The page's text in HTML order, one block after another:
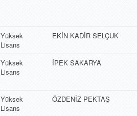
Yüksek
Lisans
EKİN KADİR SELÇUK
Yüksek
Lisans
İPEK SAKARYA
Yüksek
Lisans
ÖZDENİZ PEKTAŞ